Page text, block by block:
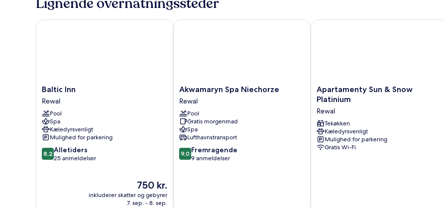
Baltic
Inn
Rewal
Baltic Inn
Rewal
Pool
Spa
Kæledyrsvenligt
Mulighed for parkering
8.2
ud
8,2 Alletiders
25 anmeldelser
Prisen
er
750 kr.
750 kr.
inkluderer skatter og gebyrer
7. sep. - 8. sep.
Baltic Inn
Akwamaryn
Spa
Niechorze
Rewal
Akwamaryn Spa Niechorze
Rewal
Pool
Gratis morgenmad
Spa
Lufthavnstransport
9.0
ud
9,0 Fremragende
9 anmeldelser
Akwamaryn Spa Niechorze
Apartamenty
Sun
Snow
Platinium
Rewal
Apartamenty Sun & Snow
Platinium
Rewal
Tekøkken
Kæledyrsvenligt
Mulighed for parkering
Gratis Wi-Fi
Apartamenty Sun & Snow Platinium